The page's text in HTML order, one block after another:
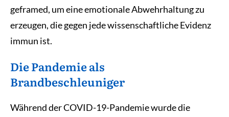
geframed, um eine emotionale Abwehrhaltung zu
erzeugen, die gegen jede wissenschaftliche Evidenz
immun ist.
Die Pandemie als
Brandbeschleuniger
Während der COVID-19-Pandemie wurde die